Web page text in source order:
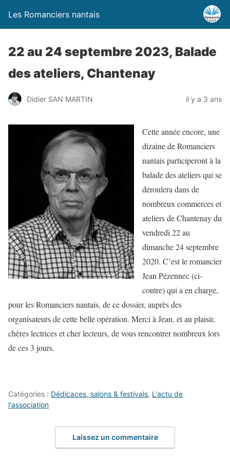
Les Romanciers nantais
22 au 24 septembre 2023, Balade
des ateliers, Chantenay
Didier SAN MARTIN il y a 3 ans
Cette année encore, une
dizaine de Romanciers
nantais participeront à la
balade des ateliers qui se
déroulera dans de
nombreux commerces et
ateliers de Chantenay du
vendredi 22 au
dimanche 24 septembre
2020. C’est le romancier
Jean Pézennec (ci-
contre) qui a en charge,
pour les Romanciers nantais, de ce dossier, auprès des
organisateurs de cette belle opération. Merci à Jean, et au plaisir,
chères lectrices et cher lecteurs, de vous rencontrer nombreux lors
de ces 3 jours.
Catégories : Dédicaces, salons & festivals, L'actu de
l'association
Laissez un commentaire